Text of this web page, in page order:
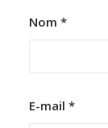
Nom *
E-mail *